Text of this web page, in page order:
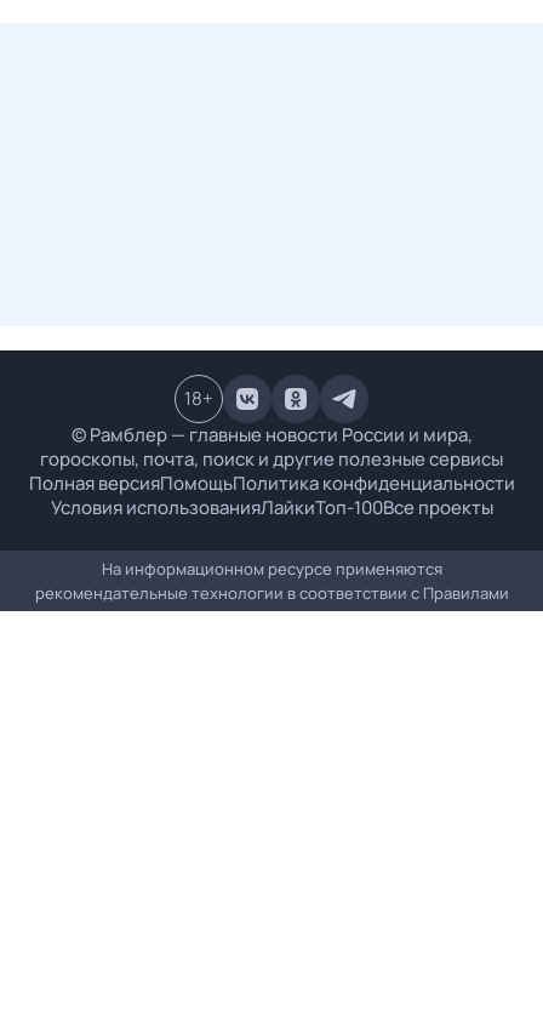
© Рамблер — главные новости России и мира,
гороскопы, почта, поиск и другие полезные сервисы
Полная версияПомощьПолитика конфиденциальности
Условия использованияЛайкиТоп-100Все проекты
18+
На информационном ресурсе применяются
рекомендательные технологии в соответствии с Правилами